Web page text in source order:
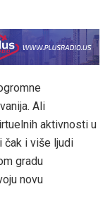
Ali
aktivnosti u
čak i više ljudi
gradu
novu